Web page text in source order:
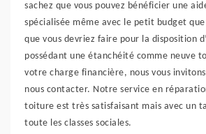
sachez que vous pouvez bénéficier une
spécialisée même avec le petit budget que
que vous devriez faire pour la disposition
possédant une étanchéité comme neuve
votre charge financière, nous vous
nous contacter. Notre service en
toiture est très satisfaisant mais avec un
toute les classes sociales.